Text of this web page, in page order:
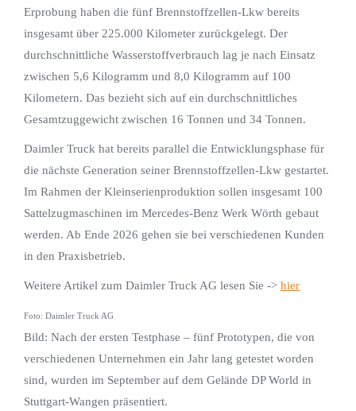
Erprobung haben die fünf Brennstoffzellen-Lkw bereits
insgesamt über 225.000 Kilometer zurückgelegt. Der
durchschnittliche Wasserstoffverbrauch lag je nach Einsatz
zwischen 5,6 Kilogramm und 8,0 Kilogramm auf 100
Kilometern. Das bezieht sich auf ein durchschnittliches
Gesamtzuggewicht zwischen 16 Tonnen und 34 Tonnen.
Daimler Truck hat bereits parallel die Entwicklungsphase für
die nächste Generation seiner Brennstoffzellen-Lkw gestartet.
Im Rahmen der Kleinserienproduktion sollen insgesamt 100
Sattelzugmaschinen im Mercedes-Benz Werk Wörth gebaut
werden. Ab Ende 2026 gehen sie bei verschiedenen Kunden
in den Praxisbetrieb.
Weitere Artikel zum Daimler Truck AG lesen Sie -> hier
Foto: Daimler Truck AG
Bild: Nach der ersten Testphase – fünf Prototypen, die von
verschiedenen Unternehmen ein Jahr lang getestet worden
sind, wurden im September auf dem Gelände DP World in
Stuttgart-Wangen präsentiert.